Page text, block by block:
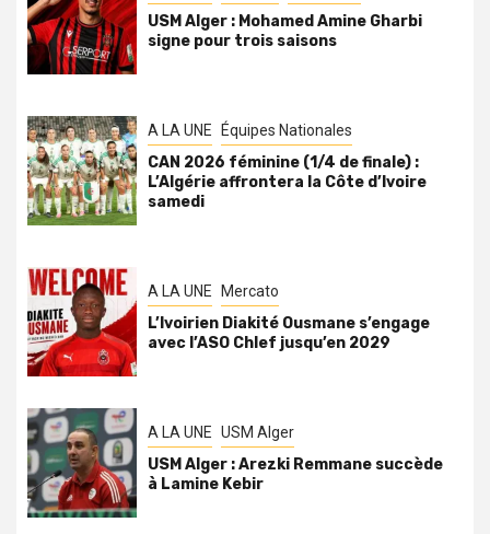
USM Alger : Mohamed Amine Gharbi
signe pour trois saisons
A LA UNE Équipes Nationales
CAN 2026 féminine (1/4 de finale) :
L’Algérie affrontera la Côte d’Ivoire
samedi
A LA UNE Mercato
L’Ivoirien Diakité Ousmane s’engage
avec l’ASO Chlef jusqu’en 2029
A LA UNE USM Alger
USM Alger : Arezki Remmane succède
à Lamine Kebir